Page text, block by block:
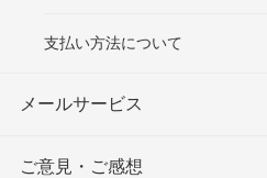
支払い方法について
メールサービス
ご意見・ご感想